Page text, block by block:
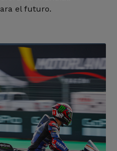
el futuro.